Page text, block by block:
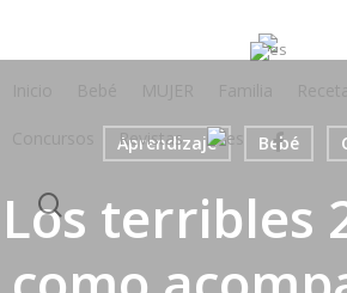
Revistas facebook
search
Aprendizaje Bebé
Los terribles